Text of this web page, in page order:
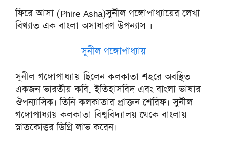
ফিরে আসা (Phire Asha)সুনীল গঙ্গোপাধ্যায়ের লেখা
বিখ্যাত এক বাংলা অসাধারণ উপন্যাস ।
সুনীল গঙ্গোপাধ্যায়
সুনীল গঙ্গোপাধ্যায় ছিলেন কলকাতা শহরে অবস্থিত
একজন ভারতীয় কবি, ইতিহাসবিদ এবং বাংলা ভাষার
ঔপন্যাসিক। তিনি কলকাতার প্রাক্তন শেরিফ। সুনীল
গঙ্গোপাধ্যায় কলকাতা বিশ্ববিদ্যালয় থেকে বাংলায়
স্নাতকোত্তর ডিগ্রি লাভ করেন।